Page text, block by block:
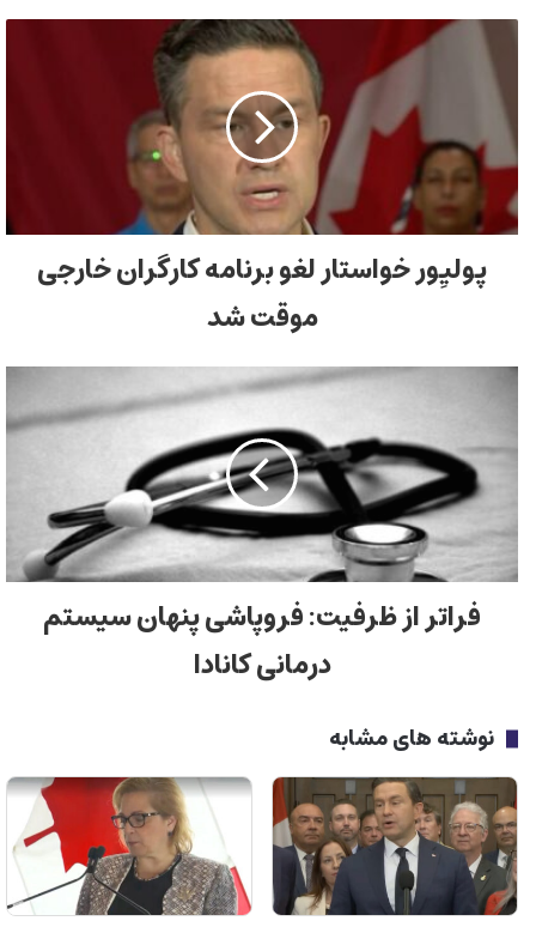
پولیِور خواستار لغو برنامه کارگران خارجی
موقت شد
فراتر از ظرفیت: فروپاشی پنهان سیستم
درمانی کانادا
نوشته های مشابه